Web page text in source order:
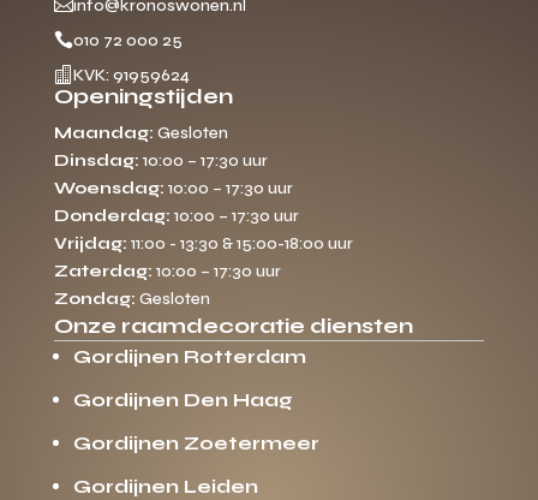
info@kronoswonen.nl
010 72 000 25
 KVK: 91959624
Openingstijden
Maandag: Gesloten
Dinsdag: 10:00 – 17:30 uur
Woensdag: 10:00 – 17:30 uur
Donderdag: 10:00 – 17:30 uur
Vrijdag: 11:00 - 13:30 & 15:00-18:00 uur
Zaterdag: 10:00 – 17:30 uur
Zondag: Gesloten
Onze raamdecoratie diensten
Gordijnen Rotterdam
Gordijnen Den Haag
Gordijnen Zoetermeer
Gordijnen Leiden